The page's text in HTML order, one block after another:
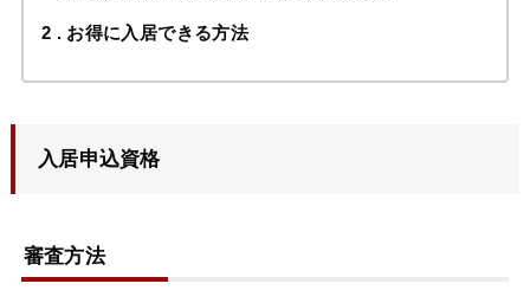
2 お得に入居できる方法
入居申込資格
審査方法